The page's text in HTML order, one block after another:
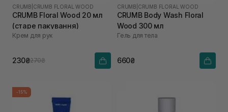
CRUMB CRUMB FLORAL WOOD
CRUMB Floral Wood 20 мл
(старе пакування)
Крем для рук
230₴270₴
CRUMB CRUMB FLORAL WOOD
CRUMB Body Wash Floral
Wood 300 мл
Гель для тела
660₴
-15%